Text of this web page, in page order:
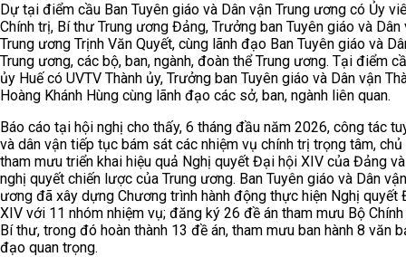
Dự tại điểm cầu Ban Tuyên giáo và Dân vận Trung ương có Ủy
Chính trị, Bí thư Trung ương Đảng, Trưởng ban Tuyên giáo và Dân
Trung ương Trịnh Văn Quyết, cùng lãnh đạo Ban Tuyên giáo và
Trung ương, các bộ, ban, ngành, đoàn thể Trung ương. Tại điểm
ủy Huế có UVTV Thành ủy, Trưởng ban Tuyên giáo và Dân vận
Hoàng Khánh Hùng cùng lãnh đạo các sở, ban, ngành liên quan.
Báo cáo tại hội nghị cho thấy, 6 tháng đầu năm 2026, công tác
và dân vận tiếp tục bám sát các nhiệm vụ chính trị trọng tâm,
tham mưu triển khai hiệu quả Nghị quyết Đại hội XIV của Đảng
nghị quyết chiến lược của Trung ương. Ban Tuyên giáo và Dân
ương đã xây dựng Chương trình hành động thực hiện Nghị quyết
XIV với 11 nhóm nhiệm vụ; đăng ký 26 đề án tham mưu Bộ Chính
Bí thư, trong đó hoàn thành 13 đề án, tham mưu ban hành 8 văn
đạo quan trọng.